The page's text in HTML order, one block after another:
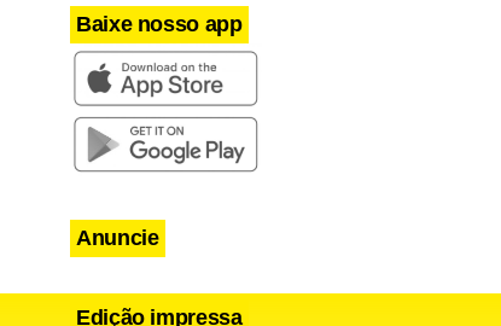
Baixe nosso app
Anuncie
Edição impressa